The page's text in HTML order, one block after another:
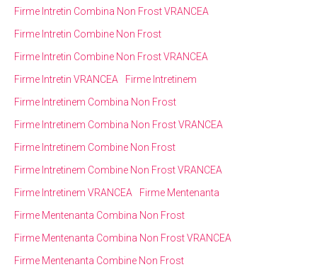
Firme Intretin Combina Non Frost VRANCEA
Firme Intretin Combine Non Frost
Firme Intretin Combine Non Frost VRANCEA
Firme Intretin VRANCEA
Firme Intretinem
Firme Intretinem Combina Non Frost
Firme Intretinem Combina Non Frost VRANCEA
Firme Intretinem Combine Non Frost
Firme Intretinem Combine Non Frost VRANCEA
Firme Intretinem VRANCEA
Firme Mentenanta
Firme Mentenanta Combina Non Frost
Firme Mentenanta Combina Non Frost VRANCEA
Firme Mentenanta Combine Non Frost